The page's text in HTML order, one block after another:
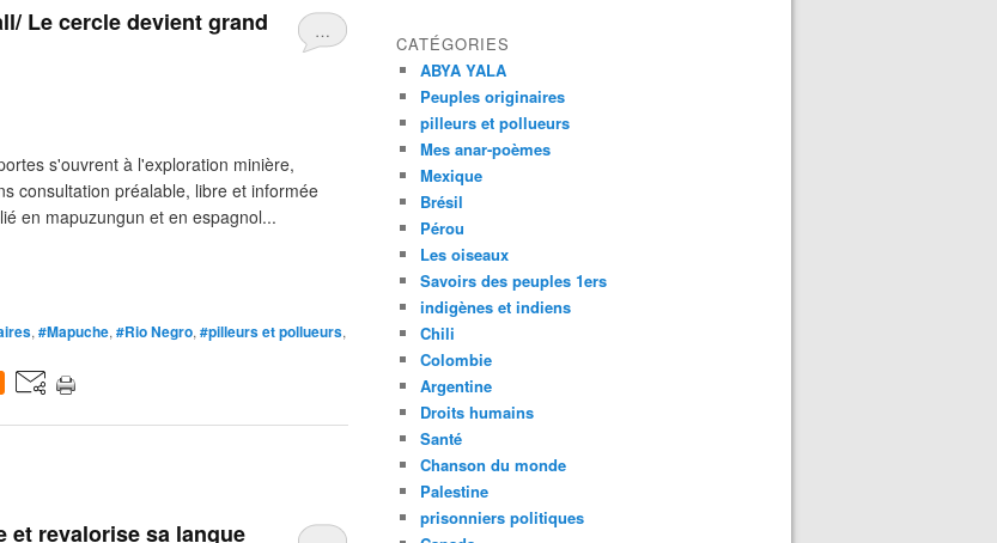
…
Le cercle devient grand
s'ouvrent à l'exploration minière,
consultation préalable, libre et informée
en mapuzungun et en espagnol...
, #Mapuche, #Rio Negro, #pilleurs et pollueurs,
et revalorise sa langue
CATÉGORIES
ABYA YALA
Peuples originaires
pilleurs et pollueurs
Mes anar-poèmes
Mexique
Brésil
Pérou
Les oiseaux
Savoirs des peuples 1ers
indigènes et indiens
Chili
Colombie
Argentine
Droits humains
Santé
Chanson du monde
Palestine
prisonniers politiques